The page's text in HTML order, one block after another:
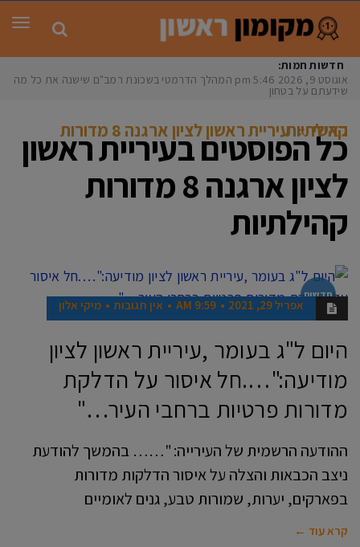
חדשות חמות:
אוגוסט 9, 2026
5:46 pm המהלך הדרמטי בשכונת רמב"ם שישנה את כל מה
שידעתם על בטחון
ראשי »
עיריית ראשון לציון ארגנה 8 מדורות קהילתיות
כל הפוסטים בעיריית ראשון
לציון ארגנה 8 מדורות
קהילתיות
חדשות
אפריל 29, 2021 9:59 AM אין תגובות מיקי אלון
היום ל"ג בעומר ,עיריית ראשון לציון
מודיעה:"….חל איסור על הדלקת
מדורות פרטיות ברחבי העיר…"
ההודעה הרשמית של העירייה: "…… בהמשך להודעת
ניצב הכבאות והצלה על איסור הדלקות מדורות
בפארקים, יערות, שמורות טבע, גנים לאומיים
קרא עוד ←